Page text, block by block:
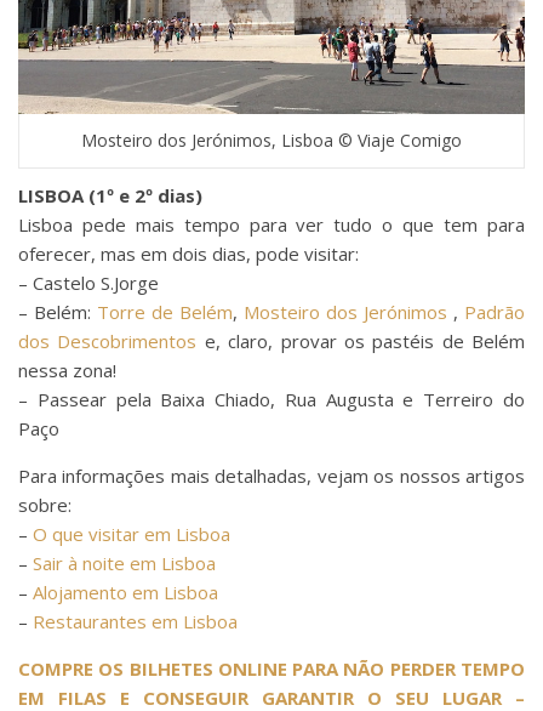
Mosteiro dos Jerónimos, Lisboa © Viaje Comigo
LISBOA (1º e 2º dias)
Lisboa pede mais tempo para ver tudo o que tem para
oferecer, mas em dois dias, pode visitar:
– Castelo S.Jorge
– Belém: Torre de Belém, Mosteiro dos Jerónimos , Padrão
dos Descobrimentos e, claro, provar os pastéis de Belém
nessa zona!
– Passear pela Baixa Chiado, Rua Augusta e Terreiro do
Paço
Para informações mais detalhadas, vejam os nossos artigos
sobre:
– O que visitar em Lisboa
– Sair à noite em Lisboa
– Alojamento em Lisboa
– Restaurantes em Lisboa
COMPRE OS BILHETES ONLINE PARA NÃO PERDER TEMPO
EM FILAS E CONSEGUIR GARANTIR O SEU LUGAR –